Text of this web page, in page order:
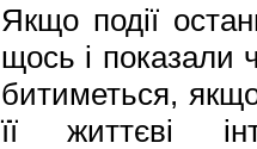
Якщо події
щось і показали
битиметься,
її життєві